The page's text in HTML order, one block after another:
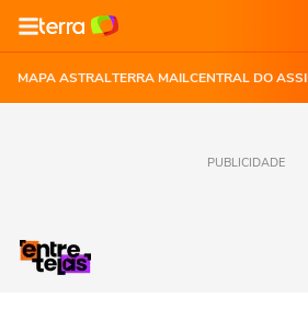
MAPA ASTRALTERRA MAILCENTRAL DO
PUBLICIDADE